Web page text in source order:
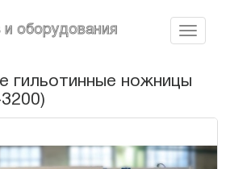
и оборудования
гильотинные ножницы